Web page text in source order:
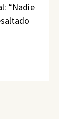
“Nadie